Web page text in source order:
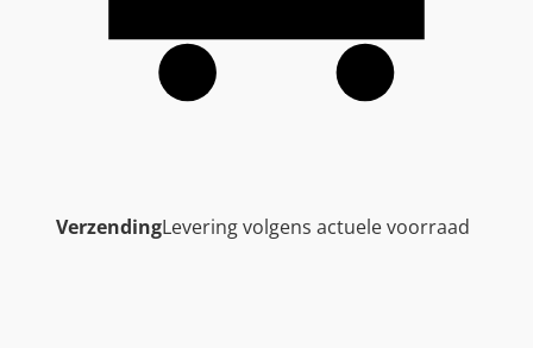
VerzendingLevering volgens actuele voorraad